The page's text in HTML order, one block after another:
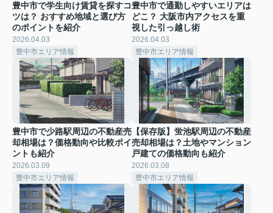
豊中市で学生向け賃貸を探すコ
ツは？ おすすめ地域と選び方
のポイントを紹介
2026.04.03
豊中市エリア情報
豊中市で通勤しやすいエリアは
どこ？ 大阪市内アクセスを重
視した引っ越し術
2026.04.03
豊中市エリア情報
豊中市で少路駅周辺の不動産売
却相場は？価格動向や比較ポイ
ントも紹介
2026.03.09
豊中市エリア情報
【保存版】蛍池駅周辺の不動産
売却相場は？土地やマンション
戸建ての価格動向も紹介
2026.03.08
豊中市エリア情報